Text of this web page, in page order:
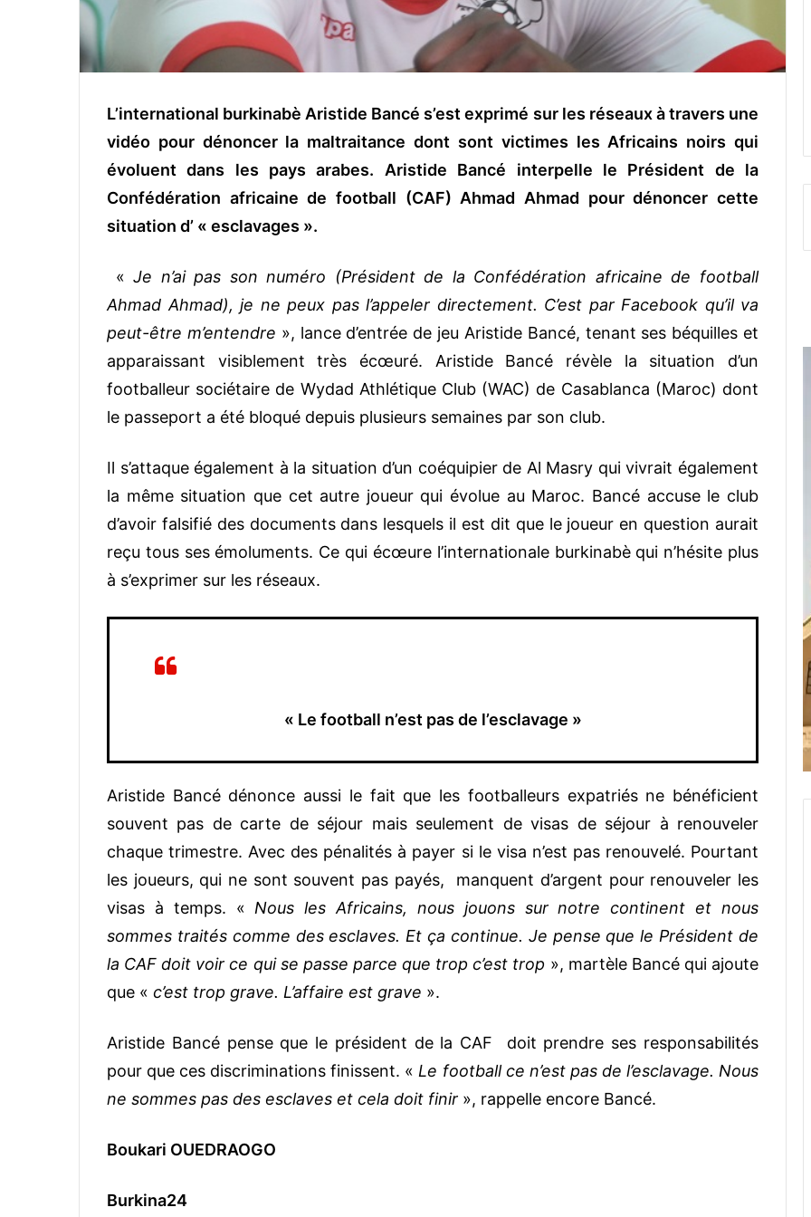
L’international burkinabè Aristide Bancé s’est exprimé sur les réseaux à travers une
vidéo pour dénoncer la maltraitance dont sont victimes les Africains noirs qui
évoluent dans les pays arabes. Aristide Bancé interpelle le Président de la
Confédération africaine de football (CAF) Ahmad Ahmad pour dénoncer cette
situation d’ « esclavages ».
«Je n’ai pas son numéro (Président de la Confédération africaine de football
Ahmad Ahmad), je ne peux pas l’appeler directement. C’est par Facebook qu’il va
peut-être m’entendre », lance d’entrée de jeu Aristide Bancé, tenant ses béquilles et
apparaissant visiblement très écœuré. Aristide Bancé révèle la situation d’un
footballeur sociétaire de Wydad Athlétique Club (WAC) de Casablanca (Maroc) dont
le passeport a été bloqué depuis plusieurs semaines par son club.
Il s’attaque également à la situation d’un coéquipier de Al Masry qui vivrait également
la même situation que cet autre joueur qui évolue au Maroc. Bancé accuse le club
d’avoir falsifié des documents dans lesquels il est dit que le joueur en question aurait
reçu tous ses émoluments. Ce qui écœure l’internationale burkinabè qui n’hésite plus
à s’exprimer sur les réseaux.
« Le football n’est pas de l’esclavage »
Aristide Bancé dénonce aussi le fait que les footballeurs expatriés ne bénéficient
souvent pas de carte de séjour mais seulement de visas de séjour à renouveler
chaque trimestre. Avec des pénalités à payer si le visa n’est pas renouvelé. Pourtant
les joueurs, qui ne sont souvent pas payés, manquent d’argent pour renouveler les
visas à temps. « Nous les Africains, nous jouons sur notre continent et nous
sommes traités comme des esclaves. Et ça continue. Je pense que le Président de
la CAF doit voir ce qui se passe parce que trop c’est trop », martèle Bancé qui ajoute
que « c’est trop grave. L’affaire est grave ».
Aristide Bancé pense que le président de la CAF doit prendre ses responsabilités
pour que ces discriminations finissent. « Le football ce n’est pas de l’esclavage. Nous
ne sommes pas des esclaves et cela doit finir », rappelle encore Bancé.
Boukari OUEDRAOGO
Burkina24